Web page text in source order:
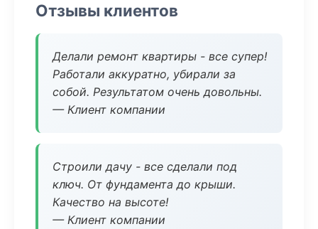
Отзывы клиентов
Делали ремонт квартиры - все супер!
Работали аккуратно, убирали за
собой. Результатом очень довольны.
— Клиент компании
Строили дачу - все сделали под
ключ. От фундамента до крыши.
Качество на высоте!
— Клиент компании